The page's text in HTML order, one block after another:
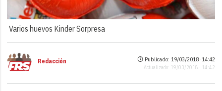
Varios huevos Kinder Sorpresa
Redacción Publicado: 19/03/2018 ·14:42
Actualizado: 19/03/2018 · 14:42